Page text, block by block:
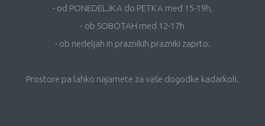
- od PONEDELJKA do PETKA med 15-19h,
- ob SOBOTAH med 12-17h
- ob nedeljah in praznikih prazniki zaprto.
Prostore pa lahko najamete za vaše dogodke kadarkoli.